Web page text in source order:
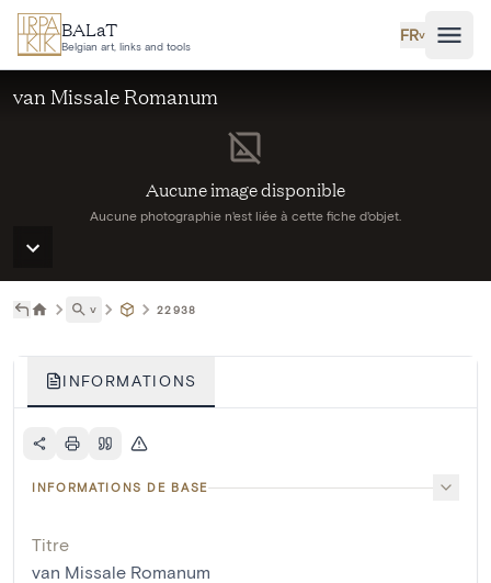
Aller au contenu principal
BALaT
Belgian art, links and tools
FR˅
Aucune image disponible
Aucune photographie n'est liée à cette fiche d'objet.
van Missale Romanum
˅ 22938
INFORMATIONS
INFORMATIONS DE BASE
Titre
van Missale Romanum